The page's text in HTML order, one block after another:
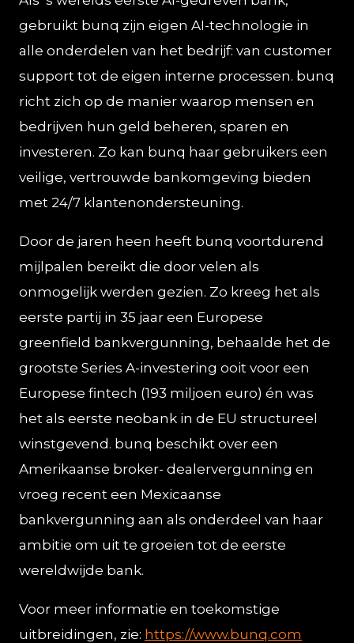
gebruikt bunq zijn eigen AI-technologie in
alle onderdelen van het bedrijf: van customer
support tot de eigen interne processen. bunq
richt zich op de manier waarop mensen en
bedrijven hun geld beheren, sparen en
investeren. Zo kan bunq haar gebruikers een
veilige, vertrouwde bankomgeving bieden
met 24/7 klantenondersteuning.
Door de jaren heen heeft bunq voortdurend
mijlpalen bereikt die door velen als
onmogelijk werden gezien. Zo kreeg het als
eerste partij in 35 jaar een Europese
greenfield bankvergunning, behaalde het de
grootste Series A-investering ooit voor een
Europese fintech (193 miljoen euro) én was
het als eerste neobank in de EU structureel
winstgevend. bunq beschikt over een
Amerikaanse broker- dealervergunning en
vroeg recent een Mexicaanse
bankvergunning aan als onderdeel van haar
ambitie om uit te groeien tot de eerste
wereldwijde bank.
Voor meer informatie en toekomstige
uitbreidingen, zie: https://www.bunq.com